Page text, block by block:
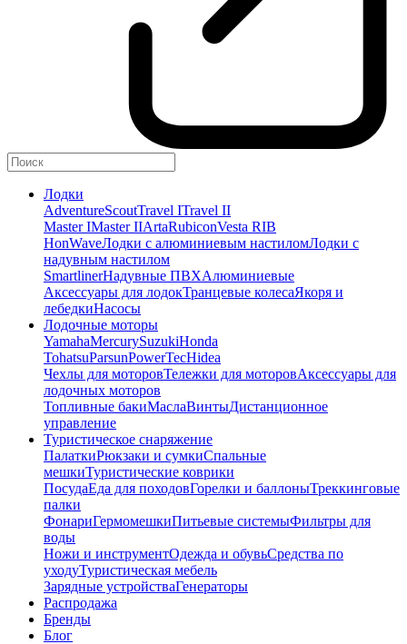
Лодки
AdventureScoutTravel ITravel II
Master IMaster IIArtaRubiconVesta RIB
HonWaveЛодки с алюминиевым настиломЛодки с
надувным настилом
SmartlinerНадувные ПВХАлюминиевые
Аксессуары для лодокТранцевые колесаЯкоря и
лебедкиНасосы
Лодочные моторы
YamahaMercurySuzukiHonda
TohatsuParsunPowerTecHidea
Чехлы для моторовТележки для моторовАксессуары для
лодочных моторов
Топливные бакиМаслаВинтыДистанционное
управление
Туристическое снаряжение
ПалаткиРюкзаки и сумкиСпальные
мешкиТуристические коврики
ПосудаЕда для походовГорелки и баллоныТреккинговые
палки
ФонариГермомешкиПитьевые системыФильтры для
воды
Ножи и инструментОдежда и обувьСредства по
уходуТуристическая мебель
Зарядные устройстваГенераторы
Распродажа
Бренды
Блог